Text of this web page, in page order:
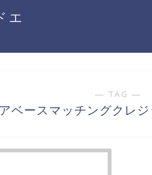
エ
― TAG ―
ベースマッチングクレ